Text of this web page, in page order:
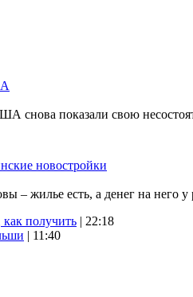
снова показали свою
новостройки
– жилье есть, а денег на него у
как получить | 22:18
| 11:40